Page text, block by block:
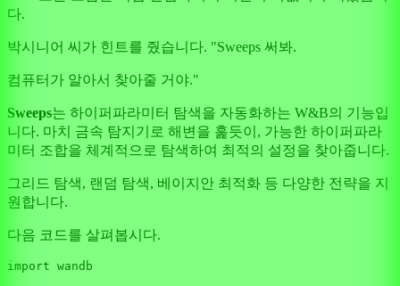
다.
박시니어 씨가 힌트를 줬습니다. "Sweeps 써봐.
컴퓨터가 알아서 찾아줄 거야."
Sweeps는 하이퍼파라미터 탐색을 자동화하는 W&B의 기능입
니다. 마치 금속 탐지기로 해변을 훑듯이, 가능한 하이퍼파라
미터 조합을 체계적으로 탐색하여 최적의 설정을 찾아줍니다.
그리드 탐색, 랜덤 탐색, 베이지안 최적화 등 다양한 전략을 지
원합니다.
다음 코드를 살펴봅시다.
import wandb